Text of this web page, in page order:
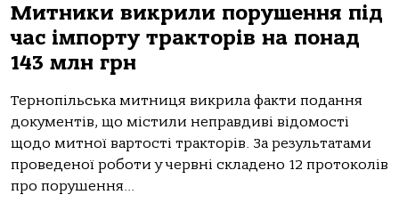
Митники викрили порушення під
час імпорту тракторів на понад
143 млн грн
Тернопільська митниця викрила факти подання
документів, що містили неправдиві відомості
щодо митної вартості тракторів. За результатами
проведеної роботи у червні складено 12 протоколів
про порушення...